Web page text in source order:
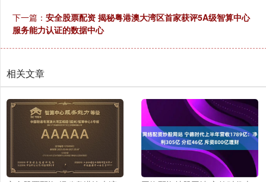
下一篇： 安全股票配资 揭秘粤港澳大湾区首家获评5A级智算中心
服务能力认证的数据中心
相关文章